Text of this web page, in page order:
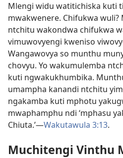
Mlengi widu watitichiska kuti
mwakwenere. Chifukwa
ntchitu wakondwa chifukwa
vimuwovyengi kweniso
Wangawovya so munthu
chovyu. Yo wakumulemba
kuti ngwakukhumbika.
umampha kanandi ntchitu
ngakamba kuti mphotu
mwaphamphu ndi ‘mphasu
Chiuta.’—Wakutawula 3:13.
Muchitengi Vinthu